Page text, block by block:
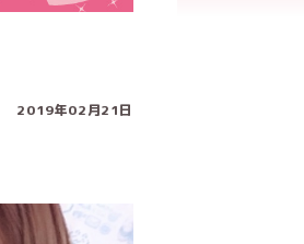
2019年02月21日